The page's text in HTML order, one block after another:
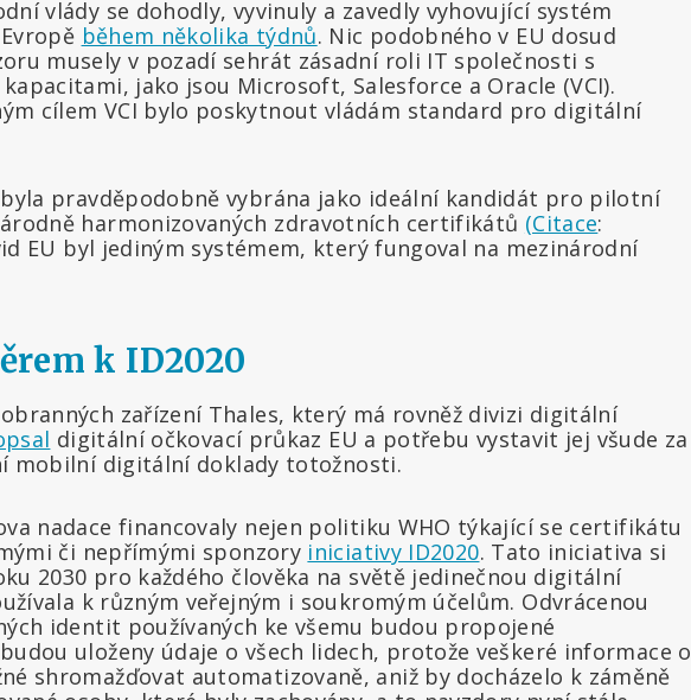
vlády se dohodly, vyvinuly a zavedly vyhovující systém
během několika týdnů. Nic podobného v EU dosud
musely v pozadí sehrát zásadní roli IT společnosti s
jako jsou Microsoft, Salesforce a Oracle (VCI).
cílem VCI bylo poskytnout vládám standard pro digitální
pravděpodobně vybrána jako ideální kandidát pro pilotní
harmonizovaných zdravotních certifikátů (Citace:
EU byl jediným systémem, který fungoval na mezinárodní
k ID2020
zařízení Thales, který má rovněž divizi digitální
digitální očkovací průkaz EU a potřebu vystavit jej všude za
mobilní digitální doklady totožnosti.
nadace financovaly nejen politiku WHO týkající se certifikátu
či nepřímými sponzory iniciativy ID2020. Tato iniciativa si
2030 pro každého člověka na světě jedinečnou digitální
k různým veřejným i soukromým účelům. Odvrácenou
identit používaných ke všemu budou propojené
uloženy údaje o všech lidech, protože veškeré informace o
shromažďovat automatizovaně, aniž by docházelo k záměně